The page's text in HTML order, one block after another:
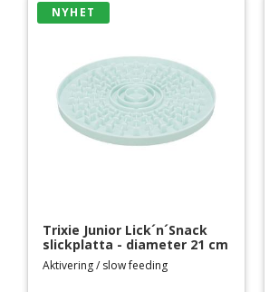
Trixie Junior Lick´n´Snack
slickplatta - diameter 21 cm
Aktivering / slow feeding
NYHET